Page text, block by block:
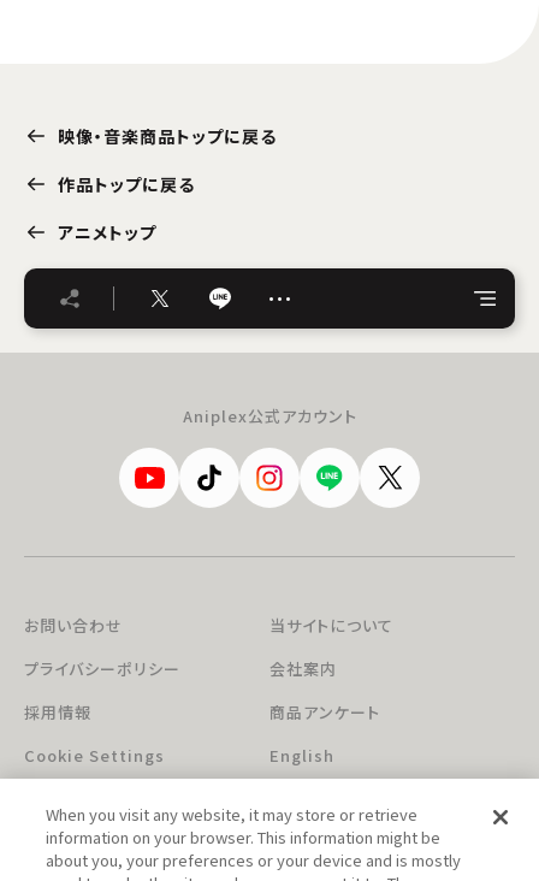
映像・音楽商品トップに戻る
作品トップに戻る
アニメトップ
…
Aniplex公式アカウント
お問い合わせ
当サイトについて
プライバシーポリシー
会社案内
採用情報
商品アンケート
Cookie Settings
English
When you visit any website, it may store or retrieve
information on your browser. This information might be
about you, your preferences or your device and is mostly